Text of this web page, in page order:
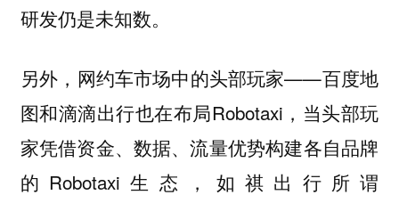
研发仍是未知数。
另外，网约车市场中的头部玩家——百度地
图和滴滴出行也在布局Robotaxi，当头部玩
家凭借资金、数据、流量优势构建各自品牌
的Robotaxi生态，如祺出行所谓